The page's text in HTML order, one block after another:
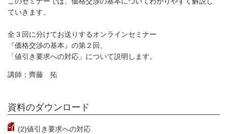
ていきます。
全３回に分けてお送りするオンラインセミナー
『価格交渉の基本』の第２回、
「値引き要求への対応」について説明します。
講師：齊藤 拓
資料のダウンロード
(2)値引き要求への対応